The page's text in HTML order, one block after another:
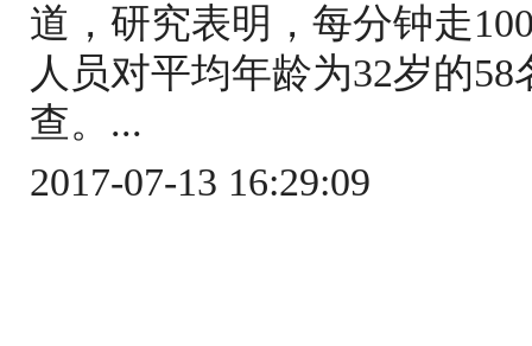
道，研究表明，每分钟走
人员对平均年龄为32岁的
查。...
2017-07-13 16:29:09